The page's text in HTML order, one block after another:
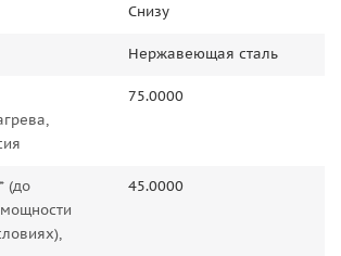
Снизу
Нержавеющая сталь
75.0000
(до
45.0000